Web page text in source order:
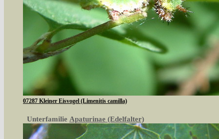
07287 Kleiner Eisvogel (Limenitis camilla)
Unterfamilie Apaturinae (Edelfalter)